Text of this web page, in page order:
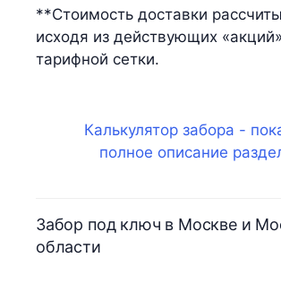
**Стоимость доставки
исходя из действующих
тарифной сетки.
Калькулятор забора -
полное описание
Забор под ключ в Москве и
области